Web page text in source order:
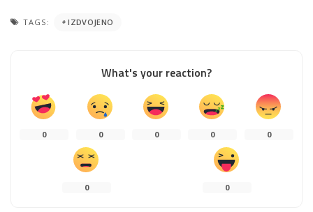
TAGS: IZDVOJENO
What's your reaction?
0 0 0 0 0
0 0